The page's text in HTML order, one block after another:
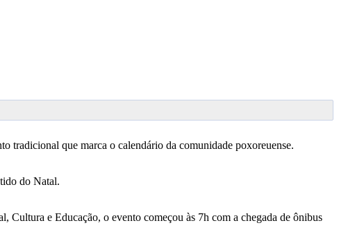
tradicional que marca o calendário da comunidade poxoreuense.
do Natal.
Cultura e Educação, o evento começou às 7h com a chegada de ônibus